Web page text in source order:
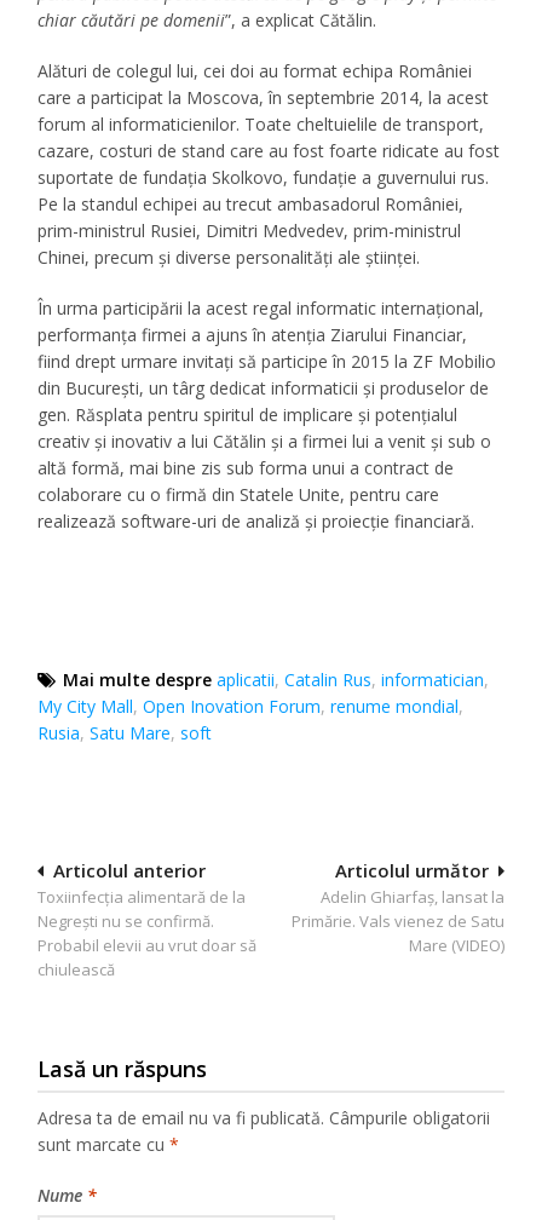
chiar căutări pe domenii”, a explicat Cătălin.
Alături de colegul lui, cei doi au format echipa României
care a participat la Moscova, în septembrie 2014, la acest
forum al informaticienilor. Toate cheltuielile de transport,
cazare, costuri de stand care au fost foarte ridicate au fost
suportate de fundaţia Skolkovo, fundaţie a guvernului rus.
Pe la standul echipei au trecut ambasadorul României,
prim-ministrul Rusiei, Dimitri Medvedev, prim-ministrul
Chinei, precum şi diverse personalităţi ale ştiinţei.
În urma participării la acest regal informatic internaţional,
performanţa firmei a ajuns în atenţia Ziarului Financiar,
fiind drept urmare invitați să participe în 2015 la ZF Mobilio
din Bucureşti, un târg dedicat informaticii şi produselor de
gen. Răsplata pentru spiritul de implicare şi potenţialul
creativ și inovativ a lui Cătălin şi a firmei lui a venit şi sub o
altă formă, mai bine zis sub forma unui a contract de
colaborare cu o firmă din Statele Unite, pentru care
realizează software-uri de analiză şi proiecţie financiară.
Mai multe despre aplicatii,Catalin Rus,informatician,
My City Mall,Open Inovation Forum,renume mondial,
Rusia,Satu Mare,soft
Navigare
în
articole
Articolul următor
Adelin Ghiarfaş, lansat la
Primărie. Vals vienez de Satu
Mare (VIDEO)
Articolul anterior
Toxiinfecția alimentară de la
Negrești nu se confirmă.
Probabil elevii au vrut doar să
chiulească
Lasă un răspuns
Adresa ta de email nu va fi publicată. Câmpurile obligatorii
sunt marcate cu*
Nume *